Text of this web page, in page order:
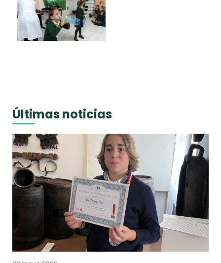
Últimas noticias